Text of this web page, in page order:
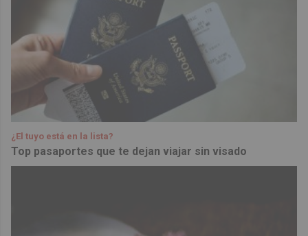
¿El tuyo está en la lista?
Top pasaportes que te dejan viajar sin visado